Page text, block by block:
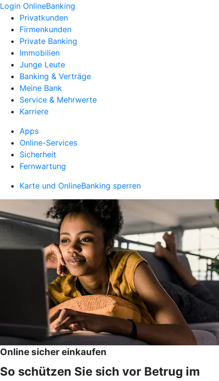
Login OnlineBanking
Privatkunden
Firmenkunden
Private Banking
Immobilien
Junge Leute
Banking & Verträge
Meine Bank
Service & Mehrwerte
Karriere
Apps
Online-Services
Sicherheit
Fernwartung
Karte und OnlineBanking sperren
Online sicher einkaufen
So schützen Sie sich vor Betrug im